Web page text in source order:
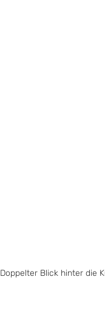
Doppelter Blick hinter die